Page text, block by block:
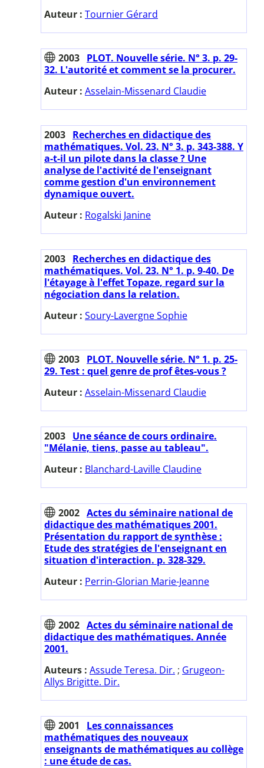
Auteur : Tournier Gérard
2003 PLOT. Nouvelle série. N° 3. p. 29-
32. L'autorité et comment se la procurer.
Auteur : Asselain-Missenard Claudie
2003 Recherches en didactique des
mathématiques. Vol. 23. N° 3. p. 343-388. Y
a-t-il un pilote dans la classe ? Une
analyse de l'activité de l'enseignant
comme gestion d'un environnement
dynamique ouvert.
Auteur : Rogalski Janine
2003 Recherches en didactique des
mathématiques. Vol. 23. N° 1. p. 9-40. De
l'étayage à l'effet Topaze, regard sur la
négociation dans la relation.
Auteur : Soury-Lavergne Sophie
2003 PLOT. Nouvelle série. N° 1. p. 25-
29. Test : quel genre de prof êtes-vous ?
Auteur : Asselain-Missenard Claudie
2003 Une séance de cours ordinaire.
"Mélanie, tiens, passe au tableau".
Auteur : Blanchard-Laville Claudine
2002 Actes du séminaire national de
didactique des mathématiques 2001.
Présentation du rapport de synthèse :
Etude des stratégies de l'enseignant en
situation d'interaction. p. 328-329.
Auteur : Perrin-Glorian Marie-Jeanne
2002 Actes du séminaire national de
didactique des mathématiques. Année
2001.
Auteurs : Assude Teresa. Dir. ; Grugeon-
Allys Brigitte. Dir.
2001
Les connaissances
mathématiques des nouveaux
enseignants de mathématiques au collège
: une étude de cas.